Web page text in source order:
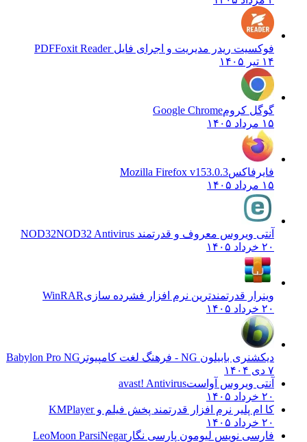
فوکسیت ریدر مدیریت و اجرای فایل PDF Foxit Reader
۱۴ تیر ۱۴۰۵
گوگل کرومGoogle Chrome
۱۵ مرداد ۱۴۰۵
فایرفاکسMozilla Firefox v153.0.3
۱۵ مرداد ۱۴۰۵
آنتی ویروس معروف و قدرتمند NOD32NOD32 Antivirus
۲۰ خرداد ۱۴۰۵
وینرار قدرتمندترین نرم افزار فشرده سازیWinRAR
۲۰ خرداد ۱۴۰۵
دیکشنری بابیلون NG - فرهنگ لغت کامپیوتر
Babylon Pro NG
آنتی ویروس آواستavast! Antivirus
۲۰ خرداد ۱۴۰۵
کا ام پلیر نرم افزار قدرتمند پخش فیلم وKMPlayer
۲۰ خرداد ۱۴۰۵
فارسی نویس لیومون پارسی نگارLeoMoon ParsiNegar